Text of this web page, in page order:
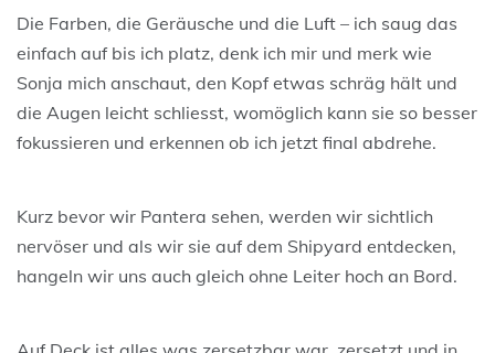
Die Farben, die Geräusche und die Luft – ich saug das
einfach auf bis ich platz, denk ich mir und merk wie
Sonja mich anschaut, den Kopf etwas schräg hält und
die Augen leicht schliesst, womöglich kann sie so besser
fokussieren und erkennen ob ich jetzt final abdrehe.
Kurz bevor wir Pantera sehen, werden wir sichtlich
nervöser und als wir sie auf dem Shipyard entdecken,
hangeln wir uns auch gleich ohne Leiter hoch an Bord.